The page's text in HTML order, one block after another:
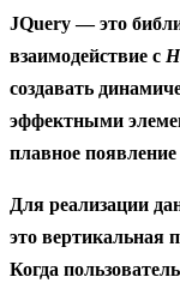
JQuery— это
взаимодействие с
создавать
эффектными
плавное
Для реализации
это вертикальная
Когда